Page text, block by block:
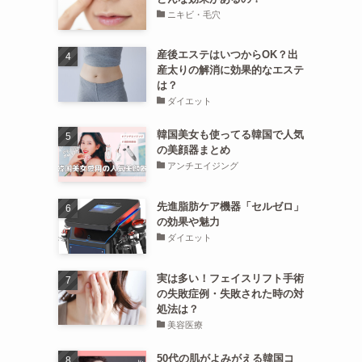
ニキビ・毛穴
産後エステはいつからOK？出
産太りの解消に効果的なエステ
は？
ダイエット
韓国美女も使ってる韓国で人気
の美顔器まとめ
アンチエイジング
先進脂肪ケア機器「セルゼロ」
の効果や魅力
ダイエット
実は多い！フェイスリフト手術
の失敗症例・失敗された時の対
処法は？
美容医療
50代の肌がよみがえる韓国コ